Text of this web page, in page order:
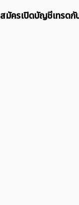
สมัครเปิดบัญชีเทรดกั